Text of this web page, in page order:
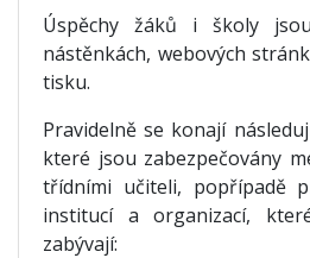
Úspěchy žáků i školy
nástěnkách, webových
tisku.
Pravidelně se konají
které jsou zabezpečovány
třídními učiteli, popřípadě
institucí a organizací,
zabývají: